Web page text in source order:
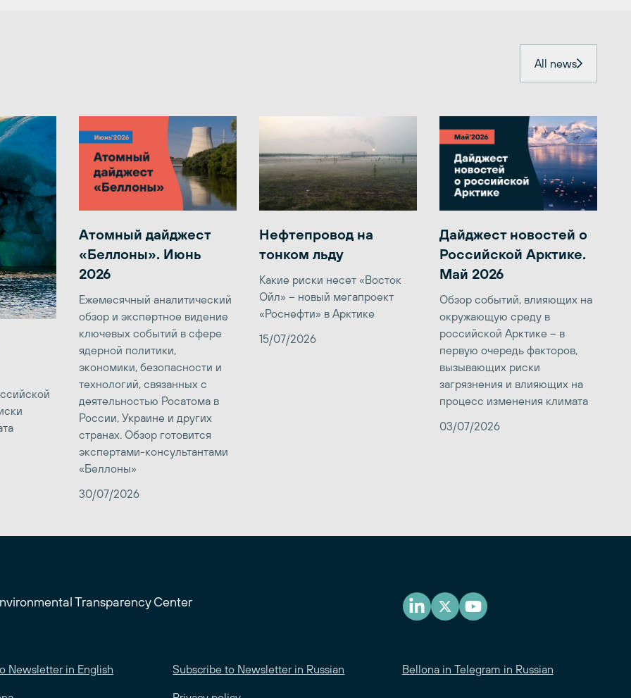
All news
Атомный дайджест
«Беллоны». Июнь
2026
Ежемесячный аналитический
обзор и экспертное видение
ключевых событий в сфере
ядерной политики,
экономики, безопасности и
технологий, связанных с
деятельностью Росатома в
России, Украине и других
странах. Обзор готовится
экспертами-консультантами
«Беллоны»
30/07/2026
Нефтепровод на
тонком льду
Какие риски несет «Восток
Ойл» – новый мегапроект
«Роснефти» в Арктике
15/07/2026
Дайджест новостей о
Российской Арктике.
Май 2026
Обзор событий, влияющих на
окружающую среду в
российской Арктике – в
первую очередь факторов,
вызывающих риски
загрязнения и влияющих на
процесс изменения климата
03/07/2026
Transparency Center
Newsletter in English Subscribe to Newsletter in Russian Bellona in Telegram in Russian